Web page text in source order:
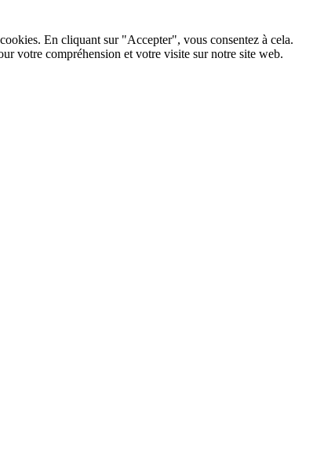
En cliquant sur "Accepter", vous consentez à cela.
votre compréhension et votre visite sur notre site web.